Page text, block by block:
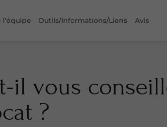
l'équipe Outils/Informations/Liens Avis
il vous
?